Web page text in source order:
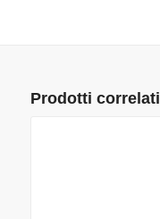
Prodotti correlati